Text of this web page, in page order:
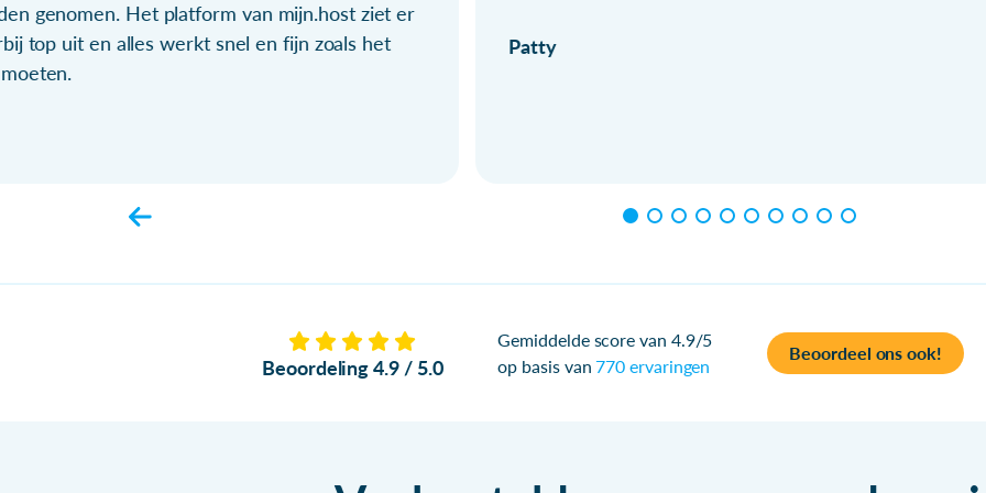
genomen. Het platform van mijn.host ziet er
top uit en alles werkt snel en fijn zoals het
Patty
Beoordeling 4.9 / 5.0
Gemiddelde score van 4.9/5
op basis van770 ervaringen
Beoordeel ons ook!